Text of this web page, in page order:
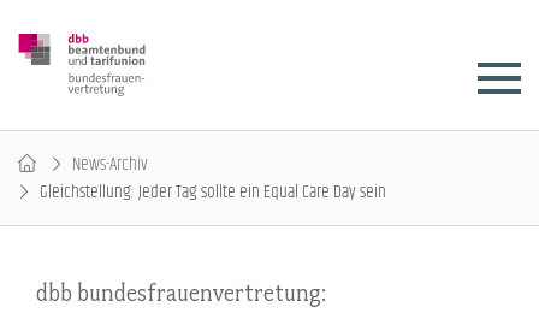
News-Archiv
Gleichstellung: Jeder Tag sollte ein Equal Care Day sein
dbb bundesfrauenvertretung: